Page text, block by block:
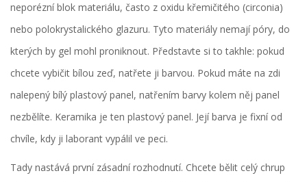
neporézní blok materiálu, často z oxidu křemičitého (circonia)
nebo polokrystalického glazuru. Tyto materiály nemají póry, do
kterých by gel mohl proniknout. Představte si to takhle: pokud
chcete vybičit bílou zeď, natřete ji barvou. Pokud máte na zdi
nalepený bílý plastový panel, natřením barvy kolem něj panel
nezbělíte. Keramika je ten plastový panel. Její barva je fixní od
chvíle, kdy ji laborant vypálil ve peci.
Tady nastává první zásadní rozhodnutí. Chcete bělit celý chrup